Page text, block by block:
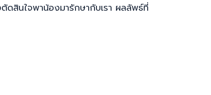
สินใจพาน้องมารักษากับเรา ผลลัพธ์ที่